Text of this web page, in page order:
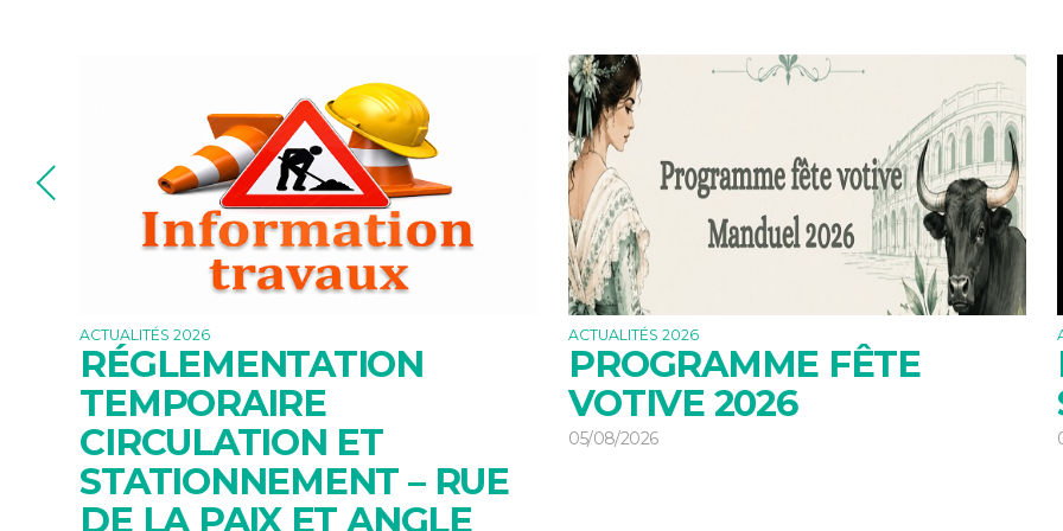
ACTUALITÉS 2026
RÉGLEMENTATION
TEMPORAIRE
CIRCULATION ET
STATIONNEMENT – RUE
DE LA PAIX ET ANGLE
ACTUALITÉS 2026
PROGRAMME FÊTE
VOTIVE 2026
05/08/2026